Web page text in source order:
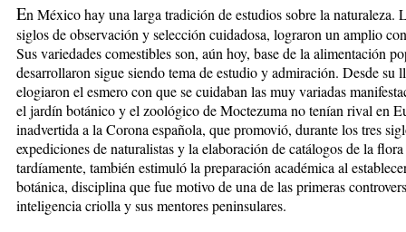
En México hay una larga tradición de estudios sobre la naturaleza.
siglos de observación y selección cuidadosa, lograron un amplio
Sus variedades comestibles son, aún hoy, base de la alimentación
desarrollaron sigue siendo tema de estudio y admiración. Desde su
elogiaron el esmero con que se cuidaban las muy variadas
el jardín botánico y el zoológico de Moctezuma no tenían rival en
inadvertida a la Corona española, que promovió, durante los tres
expediciones de naturalistas y la elaboración de catálogos de la
tardíamente, también estimuló la preparación académica al
botánica, disciplina que fue motivo de una de las primeras
inteligencia criolla y sus mentores peninsulares.